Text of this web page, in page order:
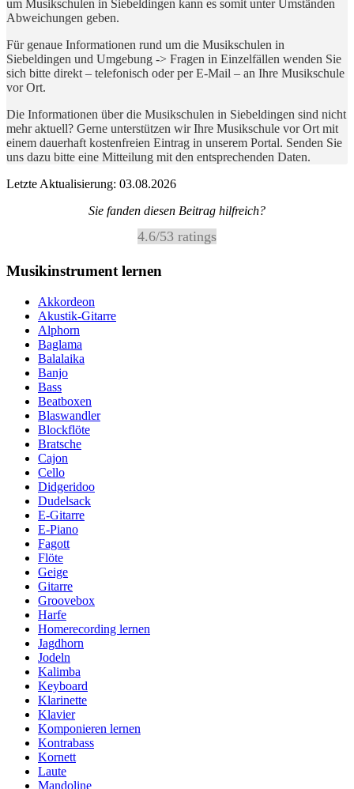
um Musikschulen in Siebeldingen kann es somit unter Umständen
Abweichungen geben.
Für genaue Informationen rund um die Musikschulen in
Siebeldingen und Umgebung -> Fragen in Einzelfällen wenden Sie
sich bitte direkt – telefonisch oder per E-Mail – an Ihre Musikschule
vor Ort.
Die Informationen über die Musikschulen in Siebeldingen sind nicht
mehr aktuell? Gerne unterstützen wir Ihre Musikschule vor Ort mit
einem dauerhaft kostenfreien Eintrag in unserem Portal. Senden Sie
uns dazu bitte eine Mitteilung mit den entsprechenden Daten.
Letzte Aktualisierung: 03.08.2026
Sie fanden diesen Beitrag hilfreich?
4.6/53 ratings
Musikinstrument lernen
Akkordeon
Akustik-Gitarre
Alphorn
Baglama
Balalaika
Banjo
Bass
Beatboxen
Blaswandler
Blockflöte
Bratsche
Cajon
Cello
Didgeridoo
Dudelsack
E-Gitarre
E-Piano
Fagott
Flöte
Geige
Gitarre
Groovebox
Harfe
Homerecording lernen
Jagdhorn
Jodeln
Kalimba
Keyboard
Klarinette
Klavier
Komponieren lernen
Kontrabass
Kornett
Laute
Mandoline